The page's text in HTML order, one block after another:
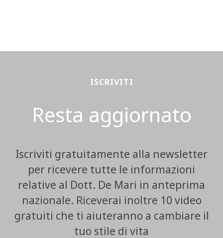
ISCRIVITI
Resta aggiornato
Iscriviti gratuitamente alla newsletter
per ricevere tutte le informazioni
relative al Dott. De Mari in anteprima
nazionale. Riceverai inoltre 10 video
gratuiti che ti aiuteranno a cambiare il
tuo stile di vita